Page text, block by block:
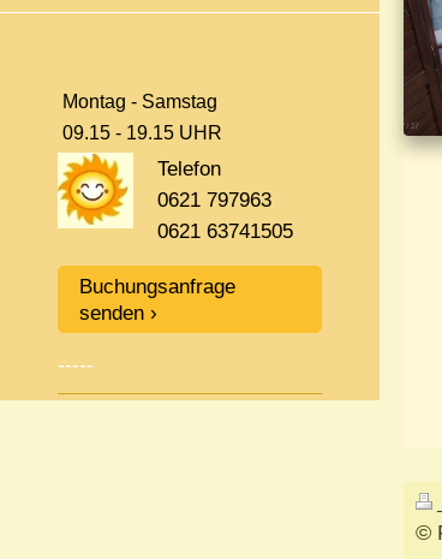
Montag - Samstag
09.15 - 19.15 UHR
Telefon
0621 797963
0621 63741505
Buchungsanfrage
senden
-----
©